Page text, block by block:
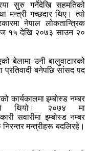
सुरु गर्नेदेखि सहमतिको
मन्त्री गच्छदार थिए। त्यो
नेपाल लोकतान्त्रिक
१५ देखि २०७३ साउन २०
बेलामा उनी बालुवाटारको
प्रतिवादी बनेपछि सांसद पद
कार्यकालमा इम्बोस्ड नम्बर
थियो। २०७४ मा
सवारीमा इम्बोस्ड नम्बर
मन्त्रीहरू बदलिरहे।